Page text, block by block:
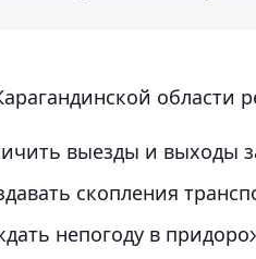
области
выезды и выходы
скопления
непогоду в